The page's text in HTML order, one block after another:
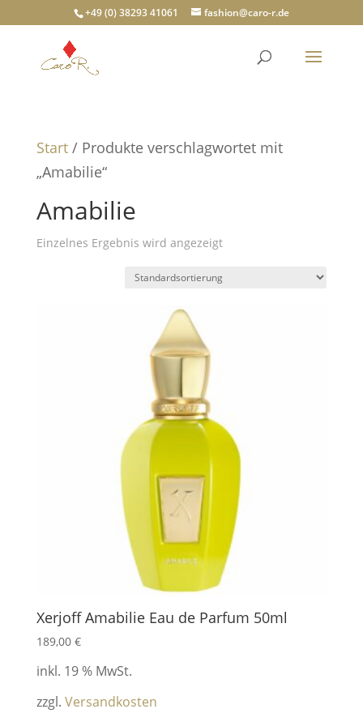
+49 (0) 38293 41061 fashion@caro-r.de
Start/ Produkte verschlagwortet mit
„Amabilie“
Amabilie
Einzelnes Ergebnis wird angezeigt
Xerjoff Amabilie Eau de Parfum 50ml
189,00 €
inkl. 19 % MwSt.
zzgl. Versandkosten